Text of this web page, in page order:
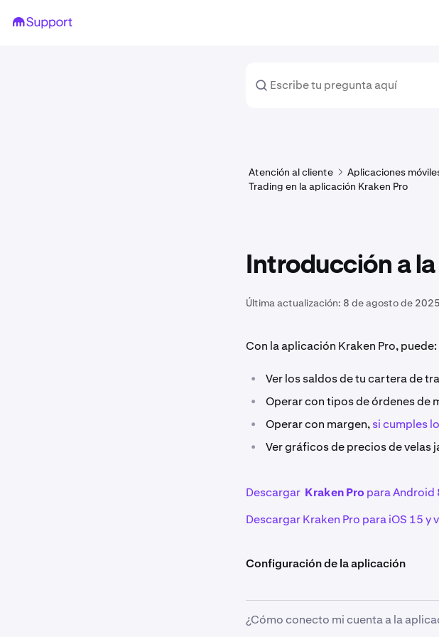
Atención al cliente Aplicaciones
Trading en la aplicación Kraken Pro
Introducción a
Última actualización: 8 de agosto de 2025
Con la aplicación Kraken Pro, puede:
• Ver los saldos de tu cartera de
• Operar con tipos de órdenes de
• Operar con margen,si cumples
• Ver gráficos de precios de velas
Descargar Kraken Pro para Android
Descargar Kraken Pro para iOS 15 y
Configuración de la aplicación
¿Cómo conecto mi cuenta a la